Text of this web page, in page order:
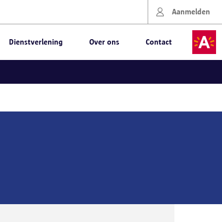
Aanmelden
Dienstverlening Over ons Contact